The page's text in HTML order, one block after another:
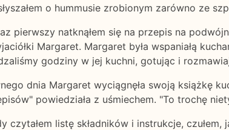
o hummusie zrobionym zarówno ze
pierwszy natknąłem się na przepis na
Margaret. Margaret była wspaniałą
godziny w jej kuchni, gotując i
dnia Margaret wyciągnęła swoją książkę
powiedziała z uśmiechem. "To trochę
czytałem listę składników i instrukcje,